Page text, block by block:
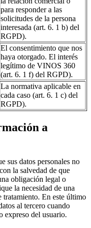
para responder a las
solicitudes de la persona
interesada (art. 6. 1 b) del
RGPD).
El consentimiento que nos
haya otorgado. El interés
legítimo de VINOS 360
(art. 6. 1 f) del RGPD).
La normativa aplicable en
cada caso (art. 6. 1 c) del
RGPD).
a
sus datos personales no
la salvedad de que
obligación legal o
la necesidad de una
tratamiento. En este último
al tercero cuando
expreso del usuario.